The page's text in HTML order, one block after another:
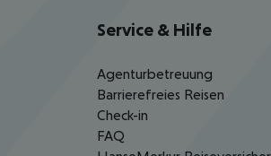
Service & Hilfe
Agenturbetreuung
Barrierefreies Reisen
Check-in
FAQ